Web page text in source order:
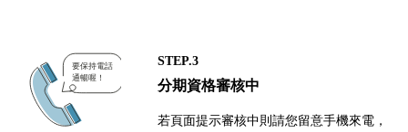
STEP.3
分期資格審核中
若頁面提示審核中則請您留意手機來電，